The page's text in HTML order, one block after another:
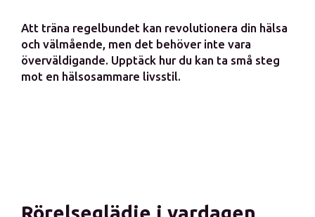
Att träna regelbundet kan revolutionera din hälsa
och välmående, men det behöver inte vara
överväldigande. Upptäck hur du kan ta små steg
mot en hälsosammare livsstil.
Rörelseglädje i vardagen